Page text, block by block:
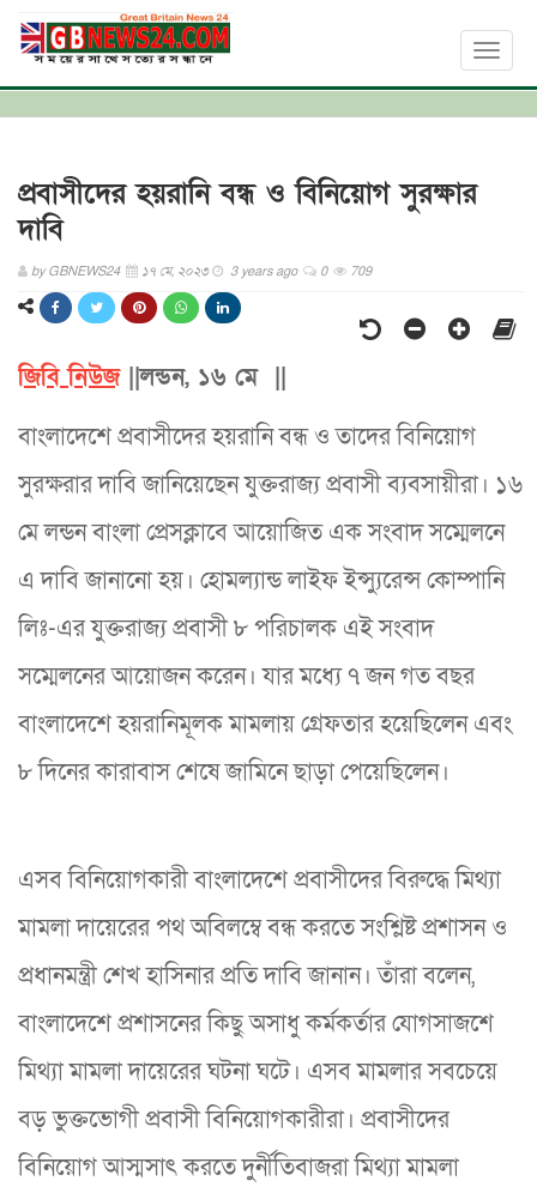
Toggle
প্রবাসীদের হয়রানি বন্ধ ও বিনিয়োগ সুরক্ষার
দাবি
byGBNEWS24 ১৭ মে, ২০২৩ 3 years ago 0 709
জিবি নিউজ||লন্ডন, ১৬ মে ||
বাংলাদেশে প্রবাসীদের হয়রানি বন্ধ ও তাদের বিনিয়োগ
সুরক্ষরার দাবি জানিয়েছেন যুক্তরাজ্য প্রবাসী ব্যবসায়ীরা। ১৬
মে লন্ডন বাংলা প্রেসক্লাবে আয়োজিত এক সংবাদ সম্মেলনে
এ দাবি জানানো হয়। হোমল্যান্ড লাইফ ইন্স্যুরেন্স কোম্পানি
লিঃ-এর যুক্তরাজ্য প্রবাসী ৮ পরিচালক এই সংবাদ
সম্মেলনের আয়োজন করেন। যার মধ্যে ৭ জন গত বছর
বাংলাদেশে হয়রানিমূলক মামলায় গ্রেফতার হয়েছিলেন এবং
৮ দিনের কারাবাস শেষে জামিনে ছাড়া পেয়েছিলেন।
এসব বিনিয়োগকারী বাংলাদেশে প্রবাসীদের বিরুদ্ধে মিথ্যা
মামলা দায়েরের পথ অবিলম্বে বন্ধ করতে সংশ্লিষ্ট প্রশাসন ও
প্রধানমন্ত্রী শেখ হাসিনার প্রতি দাবি জানান। তাঁরা বলেন,
বাংলাদেশে প্রশাসনের কিছু অসাধু কর্মকর্তার যোগসাজশে
মিথ্যা মামলা দায়েরের ঘটনা ঘটে। এসব মামলার সবচেয়ে
বড় ভুক্তভোগী প্রবাসী বিনিয়োগকারীরা। প্রবাসীদের
বিনিয়োগ আস্মসাৎ করতে দুর্নীতিবাজরা মিথ্যা মামলা